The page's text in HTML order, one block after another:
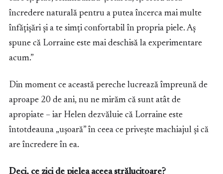
încredere naturală pentru a putea încerca mai multe
înfățișări și a te simți confortabil în propria piele. Aș
spune că Lorraine este mai deschisă la experimentare
acum.”
Din moment ce această pereche lucrează împreună de
aproape 20 de ani, nu ne mirăm că sunt atât de
apropiate – iar Helen dezvăluie că Lorraine este
întotdeauna „ușoară” în ceea ce privește machiajul și că
are încredere în ea.
Deci, ce zici de pielea aceea strălucitoare?